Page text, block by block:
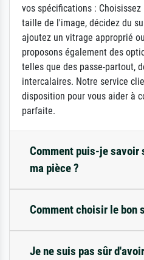
vos spécifications :
taille de l'image, décidez du
ajoutez un vitrage approprié
proposons également des
telles que des passe-partout,
intercalaires. Notre service
disposition pour vous aider à
parfaite.
Comment puis-je savoir
ma pièce ?
Comment choisir le bon
Je ne suis pas sûr